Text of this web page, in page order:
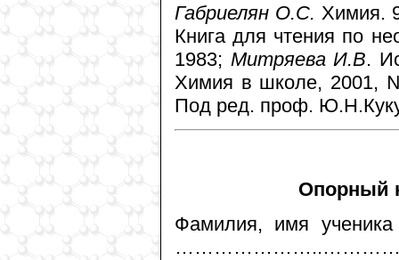
Габриелян О.С. Химия.
Книга для чтения по
1983; Митряева И.В.
Химия в школе, 2001,
Под ред. проф.
Опорный
Фамилия, имя